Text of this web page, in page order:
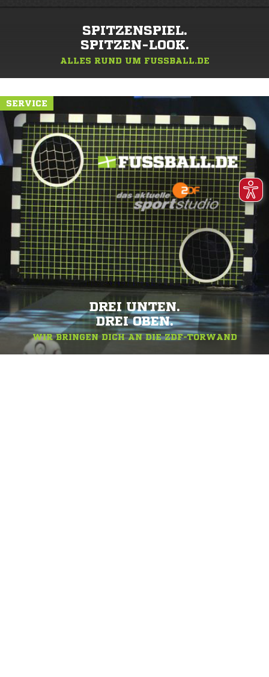
SPITZENSPIEL.
SPITZEN-LOOK.
ALLES RUND UM FUSSBALL.DE
SERVICE
DREI UNTEN.
DREI OBEN.
WIR BRINGEN DICH AN DIE ZDF-TORWAND